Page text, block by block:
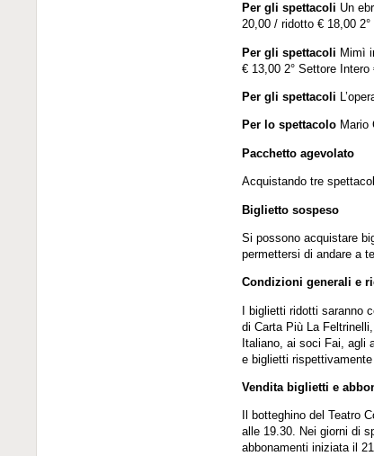
Per gli spettacoli Un
20,00 / ridotto € 18,00
Per gli spettacoli Mimì
€ 13,00 2° Settore
Per gli spettacoli
Per lo spettacolo Mario
Pacchetto agevolato
Acquistando tre
Biglietto sospeso
Si possono acquistare
permettersi di andare a
Condizioni generali e
I biglietti ridotti saranno
di Carta Più La
Italiano, ai soci Fai, agli
e biglietti
Vendita biglietti e
Il botteghino del Teatro
alle 19.30. Nei giorni di
abbonamenti iniziata il